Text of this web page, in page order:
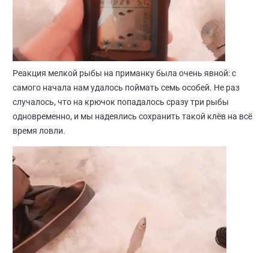
Реакция мелкой рыбы на приманку была очень явной: с
самого начала нам удалось поймать семь особей. Не раз
случалось, что на крючок попадалось сразу три рыбы
одновременно, и мы надеялись сохранить такой клёв на всё
время ловли.